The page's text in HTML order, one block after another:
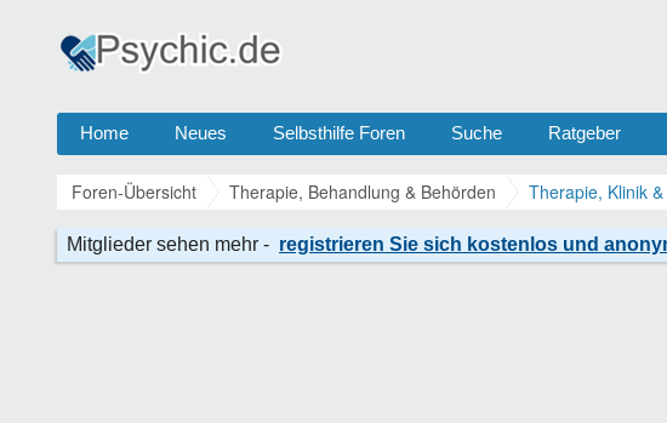
Home Neues Selbsthilfe Foren Suche Ratgeber
Foren-Übersicht Therapie, Behandlung & Behörden Therapie, Klinik